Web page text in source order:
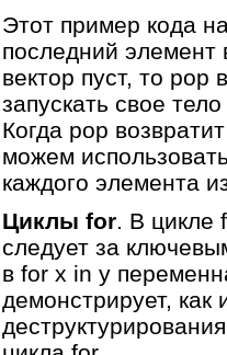
Этот пример кода
последний элемент
вектор пуст, то pop
запускать свое
Когда pop
можем
каждого элемента
Циклы for. В цикле
следует за
в for x in y
демонстрирует, как